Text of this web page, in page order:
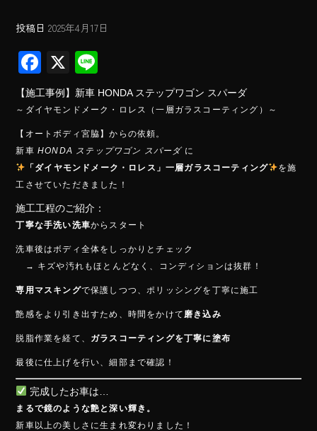
投稿日 2025年4月17日
F
ac
e
b
o
ok
X
ne
【施工事例】新車 HONDA ステップワゴン スパーダ
～ダイヤモンドメーク・ロレス（一層ガラスコーティング）～
【オートボディ宮脇】からの依頼。
新車 HONDA ステップワゴン スパーダに
「ダイヤモンドメーク・ロレス」一層ガラスコーティング
を施
工させていただきました！
施工工程のご紹介：
丁寧な手洗い洗車からスタート
洗車後はボディ全体をしっかりとチェック
→ キズや汚れもほとんどなく、コンディションは抜群！
専用マスキングで保護しつつ、ポリッシングを丁寧に施工
艶感をより引き出すため、時間をかけて 磨き込み
脱脂作業を経て、 ガラスコーティングを丁寧に塗布
最後に仕上げを行い、細部まで確認！
完成したお車は…
まるで鏡のような艶と深い輝き。
新車以上の美しさに生まれ変わりました！